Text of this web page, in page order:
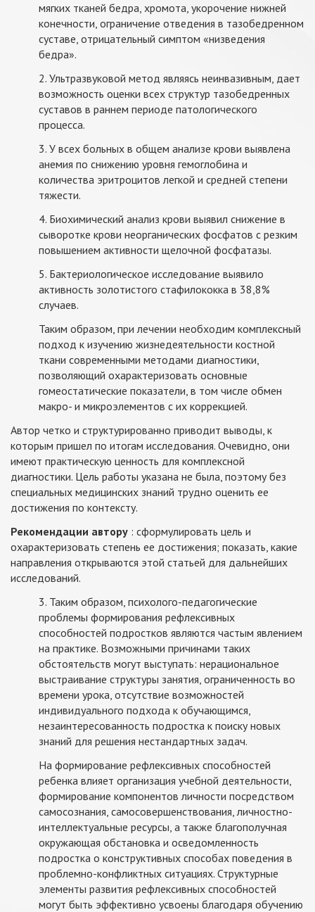
мягких тканей бедра, хромота, укорочение нижней
конечности, ограничение отведения в тазобедренном
суставе, отрицательный симптом «низведения
бедра».
2. Ультразвуковой метод являясь неинвазивным, дает
возможность оценки всех структур тазобедренных
суставов в раннем периоде патологического
процесса.
3. У всех больных в общем анализе крови выявлена
анемия по снижению уровня гемоглобина и
количества эритроцитов легкой и средней степени
тяжести.
4. Биохимический анализ крови выявил снижение в
сыворотке крови неорганических фосфатов с резким
повышением активности щелочной фосфатазы.
5. Бактериологическое исследование выявило
активность золотистого стафилококка в 38,8%
случаев.
Таким образом, при лечении необходим комплексный
подход к изучению жизнедеятельности костной
ткани современными методами диагностики,
позволяющий охарактеризовать основные
гомеостатические показатели, в том числе обмен
макро- и микроэлементов с их коррекцией.
Автор четко и структурированно приводит выводы, к
которым пришел по итогам исследования. Очевидно, они
имеют практическую ценность для комплексной
диагностики. Цель работы указана не была, поэтому без
специальных медицинских знаний трудно оценить ее
достижения по контексту.
Рекомендации автору : сформулировать цель и
охарактеризовать степень ее достижения; показать, какие
направления открываются этой статьей для дальнейших
исследований.
3. Таким образом, психолого-педагогические
проблемы формирования рефлексивных
способностей подростков являются частым явлением
на практике. Возможными причинами таких
обстоятельств могут выступать: нерациональное
выстраивание структуры занятия, ограниченность во
времени урока, отсутствие возможностей
индивидуального подхода к обучающимся,
незаинтересованность подростка к поиску новых
знаний для решения нестандартных задач.
На формирование рефлексивных способностей
ребенка влияет организация учебной деятельности,
формирование компонентов личности посредством
самосознания, самосовершенствования, личностно-
интеллектуальные ресурсы, а также благополучная
окружающая обстановка и осведомленность
подростка о конструктивных способах поведения в
проблемно-конфликтных ситуациях. Структурные
элементы развития рефлексивных способностей
могут быть эффективно усвоены благодаря обучению